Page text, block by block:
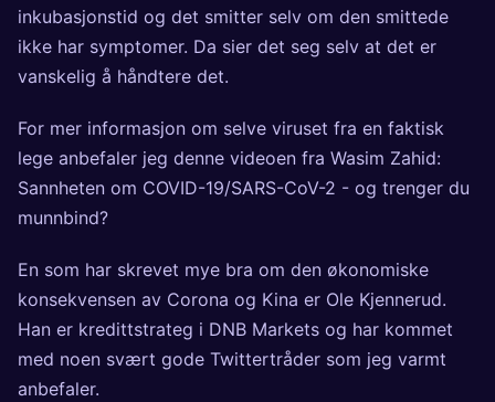
inkubasjonstid og det smitter selv om den smittede
ikke har symptomer. Da sier det seg selv at det er
vanskelig å håndtere det.
For mer informasjon om selve viruset fra en faktisk
lege anbefaler jeg denne videoen fra Wasim Zahid:
Sannheten om COVID-19/SARS-CoV-2 - og trenger du
munnbind?
En som har skrevet mye bra om den økonomiske
konsekvensen av Corona og Kina er Ole Kjennerud.
Han er kredittstrateg i DNB Markets og har kommet
med noen svært gode Twittertråder som jeg varmt
anbefaler.